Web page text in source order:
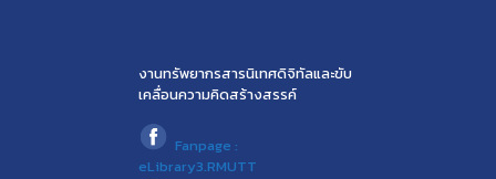
งานทรัพยากรสารนิเทศดิจิทัลและขับ
เคลื่อนความคิดสร้างสรรค์
Fanpage :
eLibrary3.RMUTT